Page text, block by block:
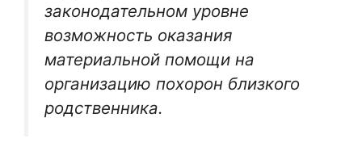
законодательном уровне
возможность оказания
материальной помощи на
организацию похорон близкого
родственника.